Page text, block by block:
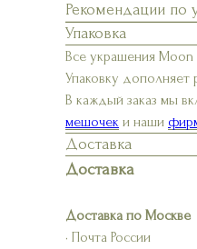
Рекомендации по
Упаковка
Все украшения
Упаковку дополняет
В каждый заказ мы
мешочек и наши
Доставка
Доставка
Доставка по Москве
• Почта России